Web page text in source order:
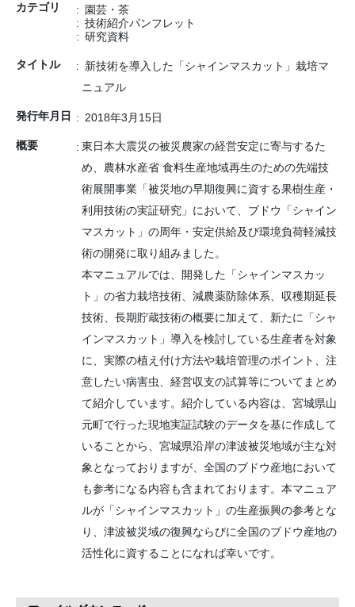
カテゴリ
園芸・茶
技術紹介パンフレット
研究資料
タイトル
新技術を導入した「シャインマスカット」栽培マ
ニュアル
発行年月日 2018年3月15日
概要
東日本大震災の被災農家の経営安定に寄与するた
め、農林水産省 食料生産地域再生のための先端技
術展開事業「被災地の早期復興に資する果樹生産・
利用技術の実証研究」において、ブドウ「シャイン
マスカット」の周年・安定供給及び環境負荷軽減技
術の開発に取り組みました。
本マニュアルでは、開発した「シャインマスカッ
ト」の省力栽培技術、減農薬防除体系、収穫期延長
技術、長期貯蔵技術の概要に加えて、新たに「シャ
インマスカット」導入を検討している生産者を対象
に、実際の植え付け方法や栽培管理のポイント、注
意したい病害虫、経営収支の試算等についてまとめ
て紹介しています。紹介している内容は、宮城県山
元町で行った現地実証試験のデータを基に作成して
いることから、宮城県沿岸の津波被災地域が主な対
象となっておりますが、全国のブドウ産地において
も参考になる内容も含まれております。本マニュア
ルが「シャインマスカット」の生産振興の参考とな
り、津波被災域の復興ならびに全国のブドウ産地の
活性化に資することになれば幸いです。